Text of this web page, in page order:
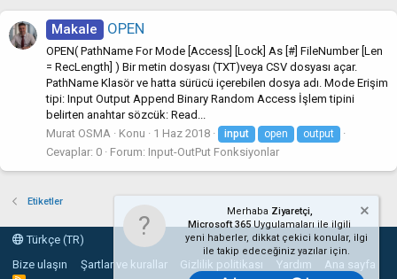
Makale OPEN
OPEN( PathName For Mode [Access] [Lock] As [#] FileNumber [Len
= RecLength] ) Bir metin dosyası (TXT)veya CSV dosyası açar.
PathName Klasör ve hatta sürücü içerebilen dosya adı. Mode Erişim
tipi: Input Output Append Binary Random Access İşlem tipini
belirten anahtar sözcük: Read...
Murat OSMA
Konu 1 Haz 2018 input open output
Cevaplar: 0 Forum: Input-OutPut Fonksiyonlar
Etiketler
Türkçe (TR)
Bize ulaşın
Şartlar ve kurallar Gizlilik politikası Yardım Ana sayfa
Merhaba Ziyaretçi,
Microsoft 365Uygulamaları ile ilgili
yeni haberler, dikkat çekici konular, ilgi
ile takip edeceğiniz yazılar için.